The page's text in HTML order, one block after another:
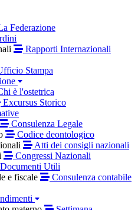
Federazione
Rapporti Internazionali
Stampa
è l'ostetrica
Excursus Storico
Consulenza Legale
Codice deontologico
Atti dei consigli nazionali
Congressi Nazionali
Documenti Utili
e fiscale
Consulenza contabile